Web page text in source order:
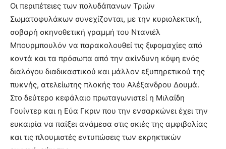
Οι περιπέτειες των πολυδάπανων Τριών
Σωματοφυλάκων συνεχίζονται, με την κυριολεκτική,
σοβαρή σκηνοθετική γραμμή του Ντανιέλ
Μπουρμπουλόν να παρακολουθεί τις ξιφομαχίες από
κοντά και τα πρόσωπα από την ακίνδυνη κόψη ενός
διαλόγου διαδικαστικού και μάλλον εξυπηρετικού της
πυκνής, ατελείωτης πλοκής του Αλέξανδρου Δουμά.
Στο δεύτερο κεφάλαιο πρωταγωνιστεί η Μιλαίδη
Γουίντερ και η Εύα Γκριν που την ενσαρκώνει έχει την
ευκαιρία να παίξει ανάμεσα στις σκιές της αμφιβολίας
και τις πλουμιστές εντυπώσεις των εκρηκτικών